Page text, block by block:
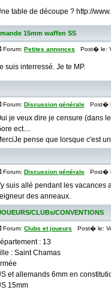
table de découpe ? http://
15mm waffen SS
Forum: Petites annonces Post� le:
suis interressé. Je te MP.
Forum: Discussion générale Post�
je veux dire je censure (dans
ect....
pense que lorsque c'est
Forum: Discussion générale Post�
suis allé pendant les vacances
des anneaux.
CLUBs/CONVENTIONS
Forum: Clubs et joueurs Post� le:
: 13
: Saint Chamas
et allemands 6mm en
15mm